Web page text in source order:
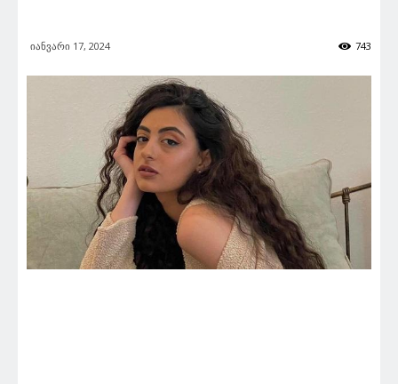
იანვარი 17, 2024 743